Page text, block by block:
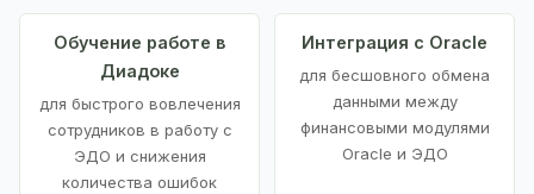
Обучение работе в
Диадоке
для быстрого вовлечения
сотрудников в работу с
ЭДО и снижения
количества ошибок
Интеграция с Oracle
для бесшовного обмена
данными между
финансовыми модулями
Oracle и ЭДО